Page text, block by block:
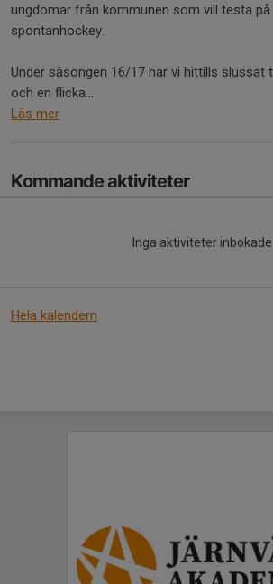
ungdomar från kommunen som vill testa
spontanhockey.
Under säsongen 16/17 har vi hittills slussat
och en flicka...
Läs mer
Kommande aktiviteter
Inga aktiviteter inbokade
Hela kalendern